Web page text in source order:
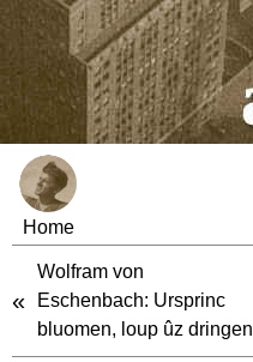
Home
«
Wolfram von
Eschenbach: Ursprinc
bluomen, loup ûz dringen